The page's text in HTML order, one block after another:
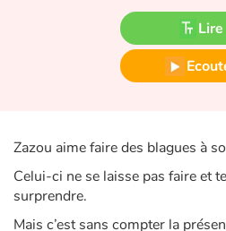
Fable, mythe, littérature et poésie
Princesses et princes, rois,
Héroïnes et héros
Écologie, nature, saisons
Lire
Zazou aime faire des blagues à
Celui-ci ne se laisse pas faire et
surprendre.
Mais c’est sans compter la